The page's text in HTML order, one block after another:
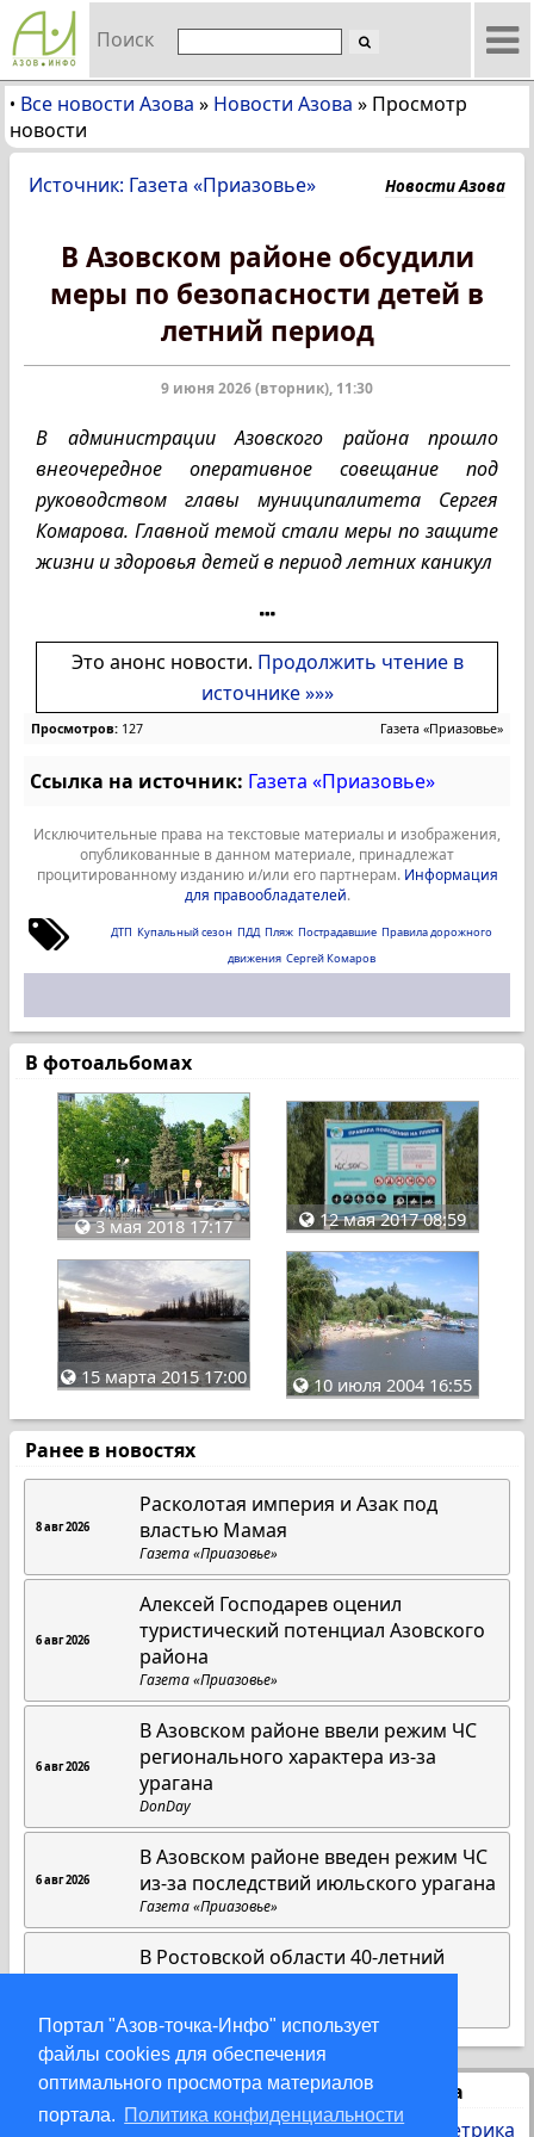
Портал "Азов-точка-Инфо" использует
файлы cookies для обеспечения
оптимального просмотра материалов
портала. Политика конфиденциальности
Поиск
• Все новости Азова » Новости Азова » Просмотр
новости
Источник: Газета «Приазовье» Новости Азова
В Азовском районе обсудили
меры по безопасности детей в
летний период
9 июня 2026 (вторник), 11:30
В администрации Азовского района прошло
внеочередное оперативное совещание под
руководством главы муниципалитета Сергея
Комарова. Главной темой стали меры по защите
жизни и здоровья детей в период летних каникул
Это анонс новости. Продолжить чтение в
источнике »»»
Просмотров: 127 Газета «Приазовье»
Ссылка на источник: Газета «Приазовье»
Исключительные права на текстовые материалы и изображения,
опубликованные в данном материале, принадлежат
процитированному изданию и/или его партнерам. Информация
для правообладателей.
ДТП Купальный сезон ПДД Пляж Пострадавшие Правила дорожного
движения Сергей Комаров
В фотоальбомах
3 мая 2018 17:17 12 мая 2017 08:59
15 марта 2015 17:00 10 июля 2004 16:55
Ранее в новостях
8 авг 2026
Расколотая империя и Азак под
властью Мамая
Газета «Приазовье»
6 авг 2026
Алексей Господарев оценил
туристический потенциал Азовского
района
Газета «Приазовье»
6 авг 2026
В Азовском районе ввели режим ЧС
регионального характера из-за
урагана
DonDay
6 авг 2026
В Азовском районе введен режим ЧС
из-за последствий июльского урагана
Газета «Приазовье»
В Ростовской области 40-летний
Статистика